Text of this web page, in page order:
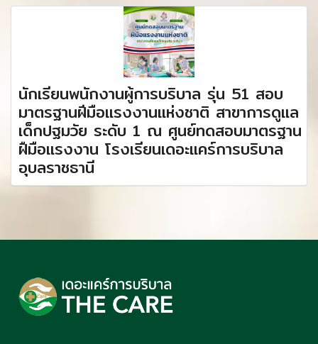
นักเรียนพนักงานผู้การบริบาล รุ่น 51 สอบ
มาตรฐานฝีมือแรงงานแห่งชาติ สาขาการดูแล
เด็กปฐมวัย ระดับ 1 ณ ศูนย์ทดสอบมาตรฐาน
ฝืมือแรงงาน โรงเรียนเดอะแคร์การบริบาล
อุบลราชธานี